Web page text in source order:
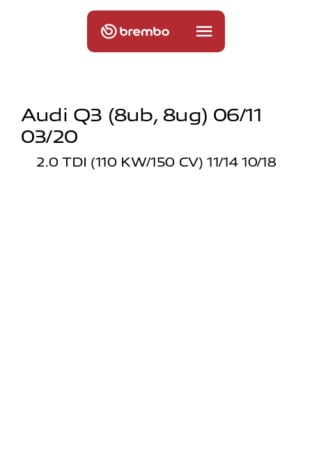
Audi Q3 (8ub, 8ug) 06/11
03/20
2.0 TDI (110 KW/150 CV) 11/14 10/18